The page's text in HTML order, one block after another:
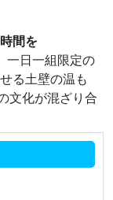
間を
一日一組限定の
る土壁の温も
文化が混ざり合